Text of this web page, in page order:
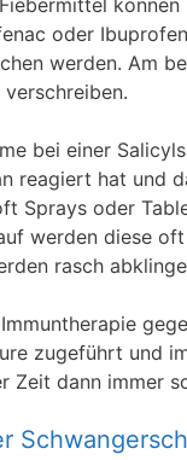
oder
werden. Am
bei einer
reagiert hat und
Sprays oder
werden diese
rasch
zugeführt und
Zeit dann immer